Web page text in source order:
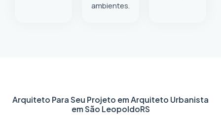
ambientes.
Arquiteto Para Seu Projeto emArquiteto Urbanista
em São LeopoldoRS